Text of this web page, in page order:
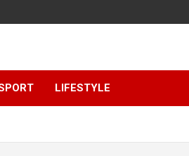
LIFESTYLE